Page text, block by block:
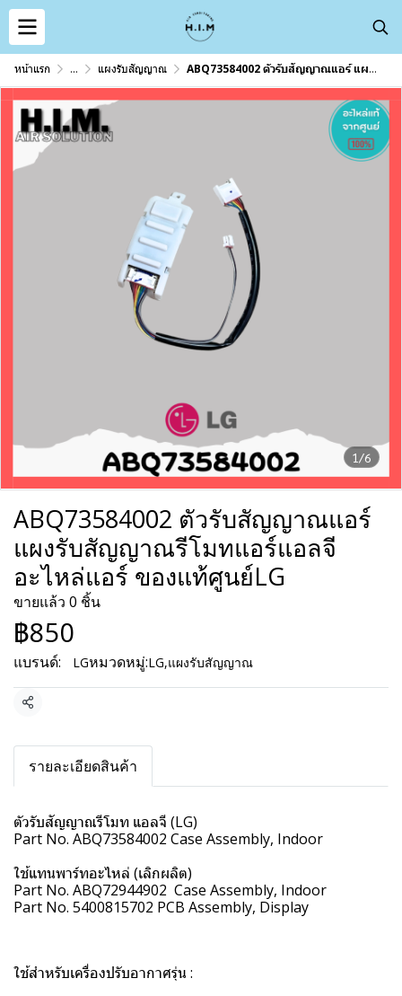
หน้าแรก ... แผงรับสัญญาณ ABQ73584002 ตัวรับสัญญาณแอร์ แผงรับสัญญาณรีโมทแอร์แอลจี อะไหล่แอร์ ของแท้ศูนย์LG
1/6
ABQ73584002 ตัวรับสัญญาณแอร์
แผงรับสัญญาณรีโมทแอร์แอลจี
อะไหล่แอร์ ของแท้ศูนย์LG
ขายแล้ว 0 ชิ้น
฿850
แบรนด์: LGหมวดหมู่:LG,แผงรับสัญญาณ
แชร์
รายละเอียดสินค้า
ตัวรับสัญญาณรีโมท แอลจี (LG)
Part No. ABQ73584002 Case Assembly, Indoor
ใช้แทนพาร์ทอะไหล่ (เลิกผลิต)
Part No. ABQ72944902 Case Assembly, Indoor
Part No. 5400815702 PCB Assembly, Display
ใช้สำหรับเครื่องปรับอากาศรุ่น :